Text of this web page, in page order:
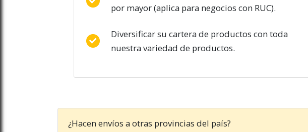
por mayor (aplica para negocios con RUC).
Diversificar su cartera de productos con toda
nuestra variedad de productos.
¿Hacen envíos a otras provincias del país?